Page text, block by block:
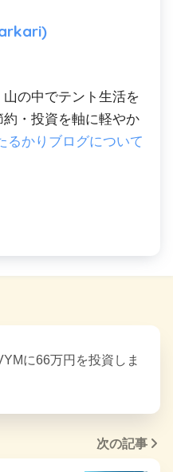
の中でテント生活を
・投資を軸に軽やか
るかりブログについて
に66万円を投資しま
次の記事